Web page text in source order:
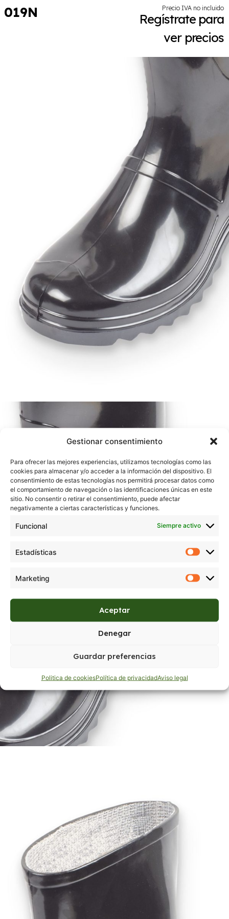
Gestionar consentimiento
Para ofrecer las mejores experiencias, utilizamos tecnologías como las
cookies para almacenar y/o acceder a la información del dispositivo. El
consentimiento de estas tecnologías nos permitirá procesar datos como
el comportamiento de navegación o las identificaciones únicas en este
sitio. No consentir o retirar el consentimiento, puede afectar
negativamente a ciertas características y funciones.
Funcional Siempre activo
Estadísticas
Marketing
Aceptar
Denegar
Guardar preferencias
Politica de cookiesPolítica de privacidadAviso legal
019N Precio IVA no incluido
Regístrate para
ver precios